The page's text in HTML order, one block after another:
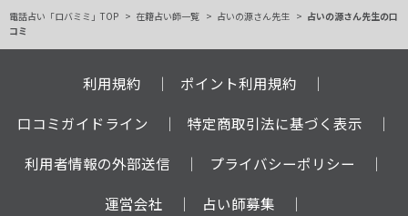
電話占い「ロバミミ」TOP 在籍占い師一覧 占いの源さん先生
占いの源さん先生の口
コミ
利用規約
ポイント利用規約
口コミガイドライン
特定商取引法に基づく表示
利用者情報の外部送信
プライバシーポリシー
運営会社
占い師募集